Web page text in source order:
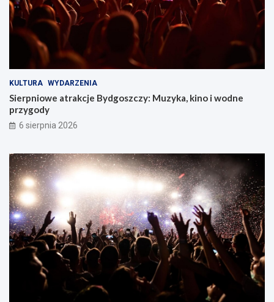
KULTURA WYDARZENIA
Sierpniowe atrakcje Bydgoszczy: Muzyka, kino i wodne
przygody
6 sierpnia 2026